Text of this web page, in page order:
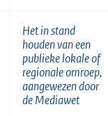
Het in stand
houden van een
publieke lokale of
regionale omroep,
aangewezen door
de Mediawet